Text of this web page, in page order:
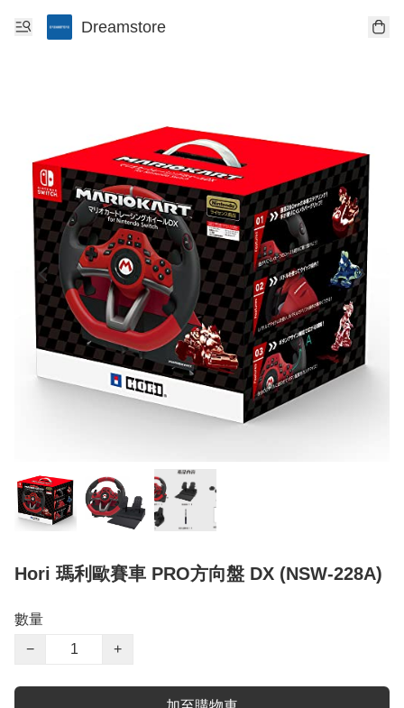
Dreamstore
Hori 瑪利歐賽車 PRO方向盤 DX (NSW-228A)
數量
−
+